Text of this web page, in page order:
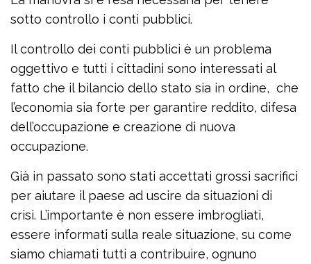
sotto controllo i conti pubblici.
Il controllo dei conti pubblici è un problema
oggettivo e tutti i cittadini sono interessati al
fatto che il bilancio dello stato sia in ordine, che
l’economia sia forte per garantire reddito, difesa
dell’occupazione e creazione di nuova
occupazione.
Già in passato sono stati accettati grossi sacrifici
per aiutare il paese ad uscire da situazioni di
crisi. L’importante è non essere imbrogliati,
essere informati sulla reale situazione, su come
siamo chiamati tutti a contribuire, ognuno